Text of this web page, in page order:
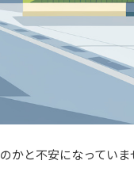
かと不安になっていま